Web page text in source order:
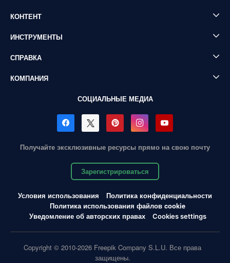
КОНТЕНТ
ИНСТРУМЕНТЫ
СПРАВКА
КОМПАНИЯ
СОЦИАЛЬНЫЕ МЕДИА
Получайте эксклюзивные ресурсы прямо на свою почту
Зарегистрироваться
Условия использования
Политика конфиденциальности
Политика использования файлов cookie
Уведомление об авторских правах
Cookies settings
Copyright © 2010-2026 Freepik Company S.L.U. Все права
защищены.